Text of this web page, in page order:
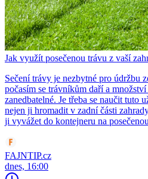
Jak využít posečenou trávu z vaší
Sečení trávy je nezbytné pro údržbu
počasím se trávníkům daří a
zanedbatelné. Je třeba se naučit tuto
nejen ji hromadit v zadní části
ji vyvážet do kontejneru na
FAJNTIP.cz
dnes, 16:00